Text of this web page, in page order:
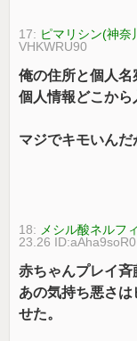
17: ピマリシン(神奈
VHKWRU90
俺の住所と個人名
個人情報どこから
マジでキモいんだ
18: メシル酸ネルフ
23.26 ID:aAha9soR0
赤ちゃんプレイ
あの気持ち悪さ
せた。